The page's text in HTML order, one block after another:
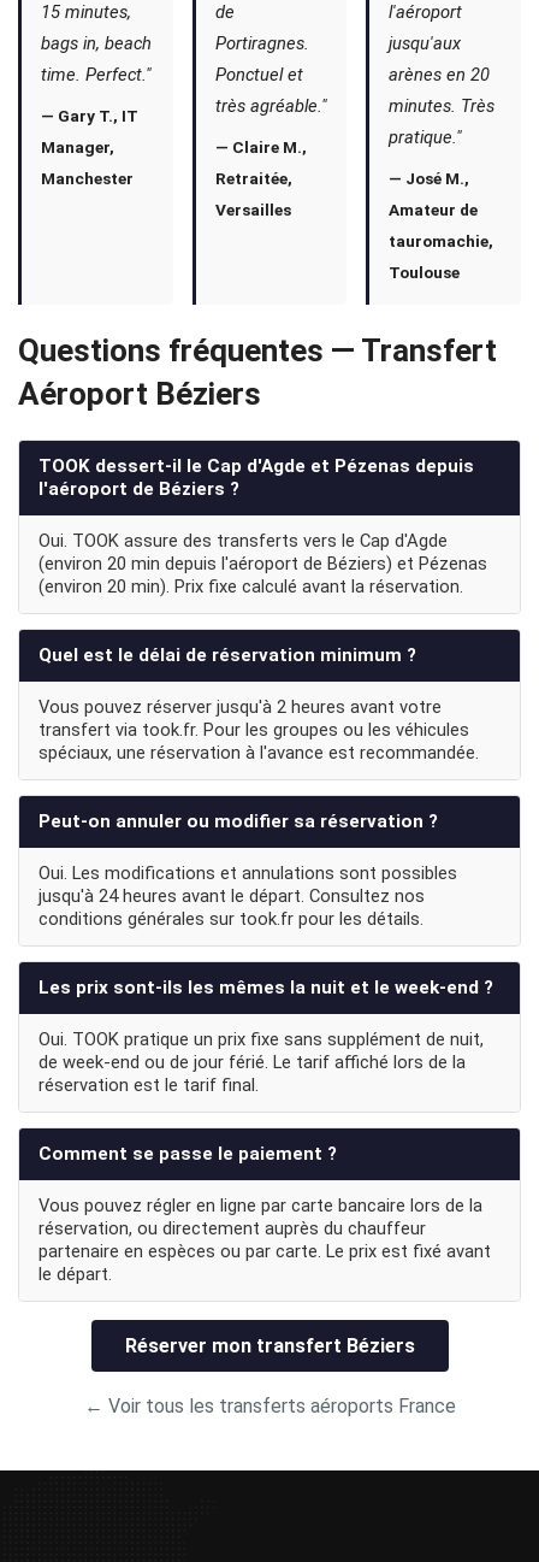
15 minutes,
bags in, beach
time. Perfect."
— Gary T., IT
Manager,
Manchester
de
Portiragnes.
Ponctuel et
très agréable."
— Claire M.,
Retraitée,
Versailles
l'aéroport
jusqu'aux
arènes en 20
minutes. Très
pratique."
— José M.,
Amateur de
tauromachie,
Toulouse
Questions fréquentes — Transfert
Aéroport Béziers
TOOK dessert-il le Cap d'Agde et Pézenas depuis
l'aéroport de Béziers ?
Oui. TOOK assure des transferts vers le Cap d'Agde
(environ 20 min depuis l'aéroport de Béziers) et Pézenas
(environ 20 min). Prix fixe calculé avant la réservation.
Quel est le délai de réservation minimum ?
Vous pouvez réserver jusqu'à 2 heures avant votre
transfert via took.fr. Pour les groupes ou les véhicules
spéciaux, une réservation à l'avance est recommandée.
Peut-on annuler ou modifier sa réservation ?
Oui. Les modifications et annulations sont possibles
jusqu'à 24 heures avant le départ. Consultez nos
conditions générales sur took.fr pour les détails.
Les prix sont-ils les mêmes la nuit et le week-end ?
Oui. TOOK pratique un prix fixe sans supplément de nuit,
de week-end ou de jour férié. Le tarif affiché lors de la
réservation est le tarif final.
Comment se passe le paiement ?
Vous pouvez régler en ligne par carte bancaire lors de la
réservation, ou directement auprès du chauffeur
partenaire en espèces ou par carte. Le prix est fixé avant
le départ.
Réserver mon transfert Béziers
← Voir tous les transferts aéroports France